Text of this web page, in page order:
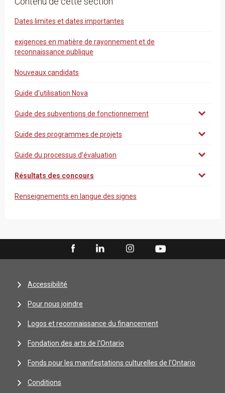
Dates limites et dates importantes
exigences en matière de rayonnement et de
reconnaissance publique
Nouveaux candidats
Guide d'utilisation Nova
Guide des subventions de fonctionnement
Guide des programmes de projets
Guide du processus d’évaluation
Résultats des concours
Renseignements en langue des signes
Accessibilité
Pour nous joindre
Logos et reconnaissance du financement
Fondation des arts de l'Ontario
Fonds pour les manifestations culturelles de l’Ontario
Conditions